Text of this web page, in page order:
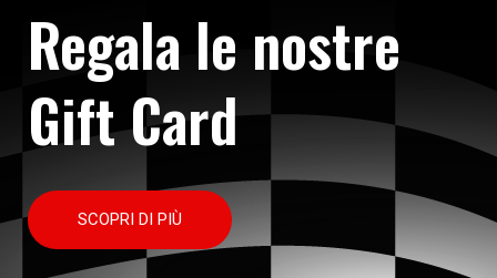
Regala le nostre
Gift Card
SCOPRI DI PIÙ